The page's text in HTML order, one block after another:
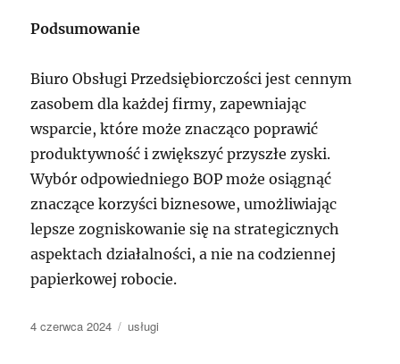
Podsumowanie
Biuro Obsługi Przedsiębiorczości jest cennym
zasobem dla każdej firmy, zapewniając
wsparcie, które może znacząco poprawić
produktywność i zwiększyć przyszłe zyski.
Wybór odpowiedniego BOP może osiągnąć
znaczące korzyści biznesowe, umożliwiając
lepsze zogniskowanie się na strategicznych
aspektach działalności, a nie na codziennej
papierkowej robocie.
Data
4 czerwca 2024 Kategorie
usługi